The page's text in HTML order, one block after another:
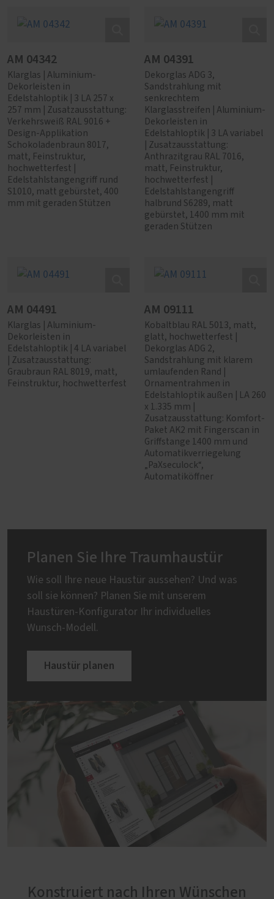
AM 04342
Klarglas | Aluminium-
Dekorleisten in
Edelstahloptik | 3 LA 257 x
257 mm | Zusatzausstattung:
Verkehrsweiß RAL 9016 +
Design-Applikation
Schokoladenbraun 8017,
matt, Feinstruktur,
hochwetterfest |
Edelstahlstangengriff rund
S1010, matt gebürstet, 400
mm mit geraden Stützen
AM 04391
Dekorglas ADG 3,
Sandstrahlung mit
senkrechtem
Klarglasstreifen | Aluminium-
Dekorleisten in
Edelstahloptik | 3 LA variabel
| Zusatzausstattung:
Anthrazitgrau RAL 7016,
matt, Feinstruktur,
hochwetterfest |
Edelstahlstangengriff
halbrund S6289, matt
gebürstet, 1400 mm mit
geraden Stützen
AM 04491
Klarglas | Aluminium-
Dekorleisten in
Edelstahloptik | 4 LA variabel
| Zusatzausstattung:
Graubraun RAL 8019, matt,
Feinstruktur, hochwetterfest
AM 09111
Kobaltblau RAL 5013, matt,
glatt, hochwetterfest |
Dekorglas ADG 2,
Sandstrahlung mit klarem
umlaufenden Rand |
Ornamentrahmen in
Edelstahloptik außen | LA 260
x 1.335 mm |
Zusatzausstattung: Komfort-
Paket AK2 mit Fingerscan in
Griffstange 1400 mm und
Automatikverriegelung
„PaXseculock“,
Automatiköffner
Planen Sie Ihre Traumhaustür
Wie soll Ihre neue Haustür aussehen? Und was
soll sie können? Planen Sie mit unserem
Haustüren-Konfigurator Ihr individuelles
Wunsch-Modell.
Haustür planen
Konstruiert nach Ihren Wünschen